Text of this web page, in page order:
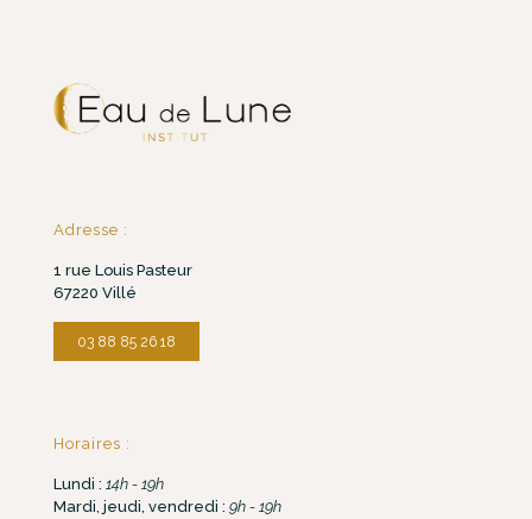
Adresse :
1 rue Louis Pasteur
67220 Villé
03 88 85 26 18
Horaires :
Lundi : 14h - 19h
Mardi, jeudi, vendredi : 9h - 19h